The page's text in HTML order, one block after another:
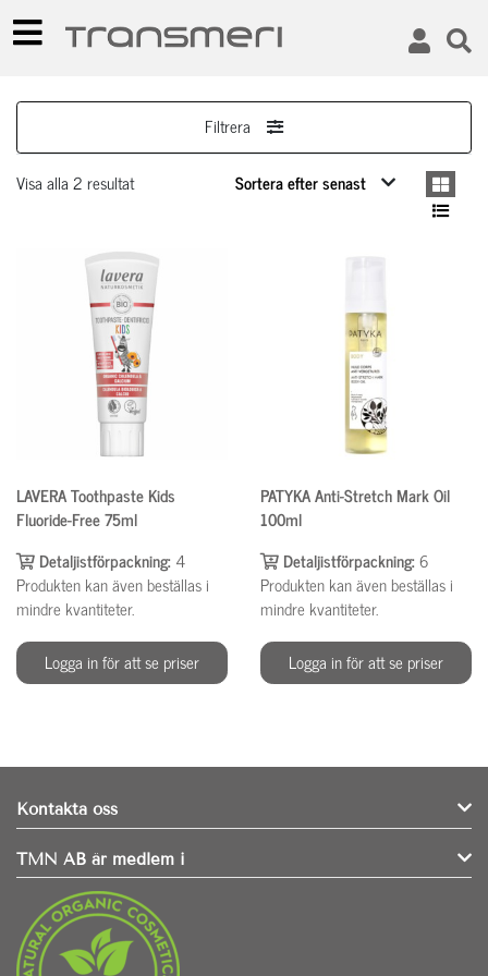
Filtrera
Visa alla 2 resultat
LAVERA Toothpaste Kids
Fluoride-Free 75ml
Detaljistförpackning: 4
Produkten kan även beställas i
mindre kvantiteter.
Logga in för att se priser
PATYKA Anti-Stretch Mark Oil
100ml
Detaljistförpackning:6
Produkten kan även beställas i
mindre kvantiteter.
Logga in för att se priser
Kontakta oss
TMN AB är medlem i